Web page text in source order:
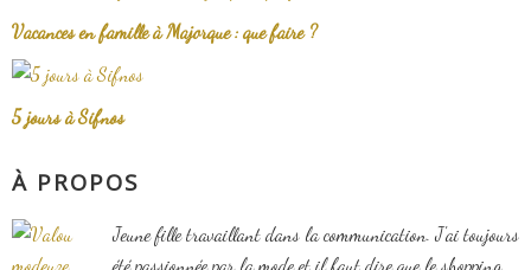
Vacances en famille à Majorque : que faire ?
5 jours à Sifnos
À PROPOS
Jeune fille travaillant dans la communication. J'ai toujours
été passionnée par la mode et il faut dire que le shopping